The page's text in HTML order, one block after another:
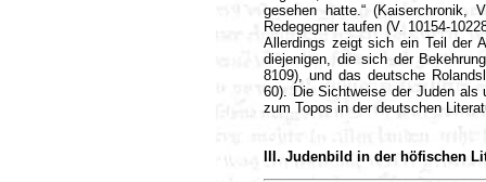
gesehen hatte.“ (Kaiserchronik,
Redegegner taufen (V. 10154-
Allerdings zeigt sich ein Teil der
diejenigen, die sich der
8109), und das deutsche
60). Die Sichtweise der Juden als
zum Topos in der deutschen
III. Judenbild in der höfischen